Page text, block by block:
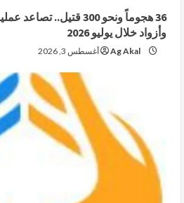
36 هجوماً ونحو 300 قتيل..
وأزواد خلال يوليو 2026
Ag Akal أغسطس 3, 2026